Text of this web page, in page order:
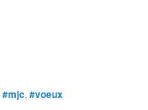
#mjc, #voeux